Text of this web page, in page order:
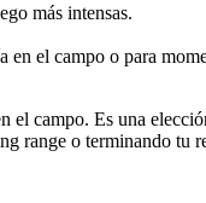
más intensas.
el campo o para
el campo. Es una
range o terminando tu